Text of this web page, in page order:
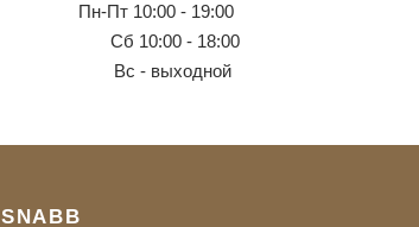
Пн-Пт 10:00 - 19:00
Сб 10:00 - 18:00
Вс - выходной
SNABB